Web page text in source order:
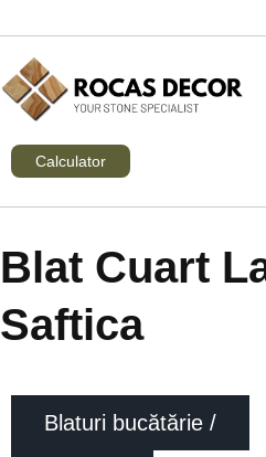
Calculator
Blat Cuart
Saftica
Blaturi bucătărie /